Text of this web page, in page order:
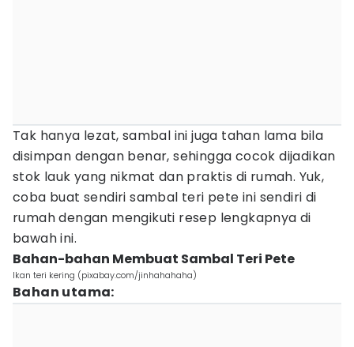
Tak hanya lezat, sambal ini juga tahan lama bila
disimpan dengan benar, sehingga cocok dijadikan
stok lauk yang nikmat dan praktis di rumah. Yuk,
coba buat sendiri sambal teri pete ini sendiri di
rumah dengan mengikuti resep lengkapnya di
bawah ini.
Bahan-bahan Membuat Sambal Teri Pete
Ikan teri kering (pixabay.com/jinhahahaha)
Bahan utama: